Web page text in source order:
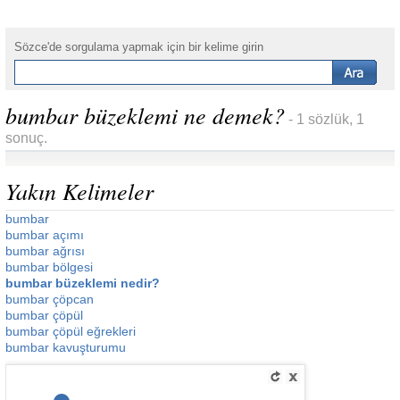
Sözce'de sorgulama yapmak için bir kelime girin
bumbar büzeklemi ne demek? - 1 sözlük, 1
sonuç.
Yakın Kelimeler
bumbar
bumbar açımı
bumbar ağrısı
bumbar bölgesi
bumbar büzeklemi nedir?
bumbar çöpcan
bumbar çöpül
bumbar çöpül eğrekleri
bumbar kavuşturumu